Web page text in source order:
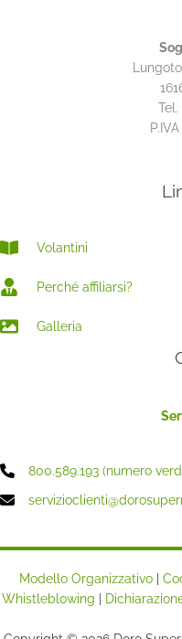
Tel.
Volantini
Perché affiliarsi?
Galleria
800.589.193 (numero
Modello Organizzativo|
Whistleblowing